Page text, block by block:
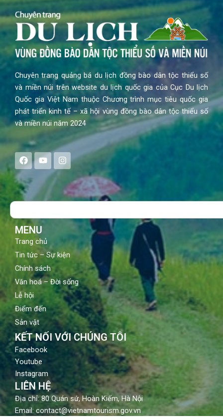
Chuyên trang quảng bá du lịch đồng bào dân tộc thiểu số
và miền núi trên website du lịch quốc gia của Cục Du lịch
Quốc gia Việt Nam thuộc Chương trình mục tiêu quốc gia
phát triển kinh tế – xã hội vùng đồng bào dân tộc thiểu số
và miền núi năm 2024
F
a
c
e
b
o
Y
o
u
t
u
b
I
n
s
a
g
Search
MENU
Trang chủ
Tin tức – Sự kiện
Chính sách
Văn hoá – Đời sống
Lễ hội
Điểm đến
Sản vật
KẾT NỐI VỚI CHÚNG TÔI
Facebook
Youtube
Instagram
LIÊN HỆ
Địa chỉ: 80 Quán sứ, Hoàn Kiếm, Hà Nội
Email: contact@vietnamtourism.gov.vn